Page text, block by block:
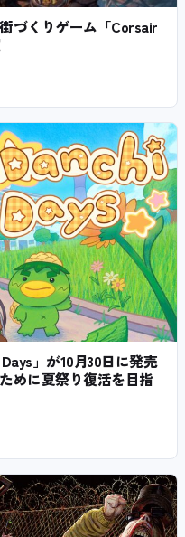
づくりゲーム「Corsair
」が10月30日に発売
めに夏祭り復活を目指